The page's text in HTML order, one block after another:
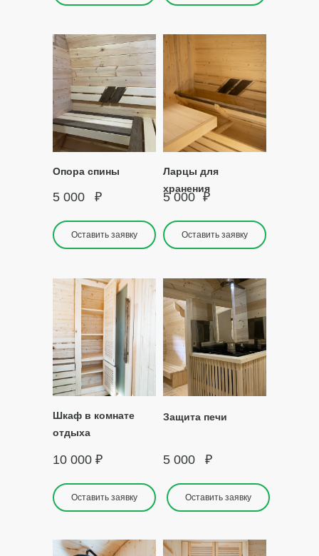
Опора спины
5 000 ₽
Оставить заявку
Шкаф в комнате
отдыха
10 000
Ларцы для
хранения
₽
₽
5 000
Оставить заявку
Оставить заявку
Защита печи
5 000 ₽
Оставить заявку